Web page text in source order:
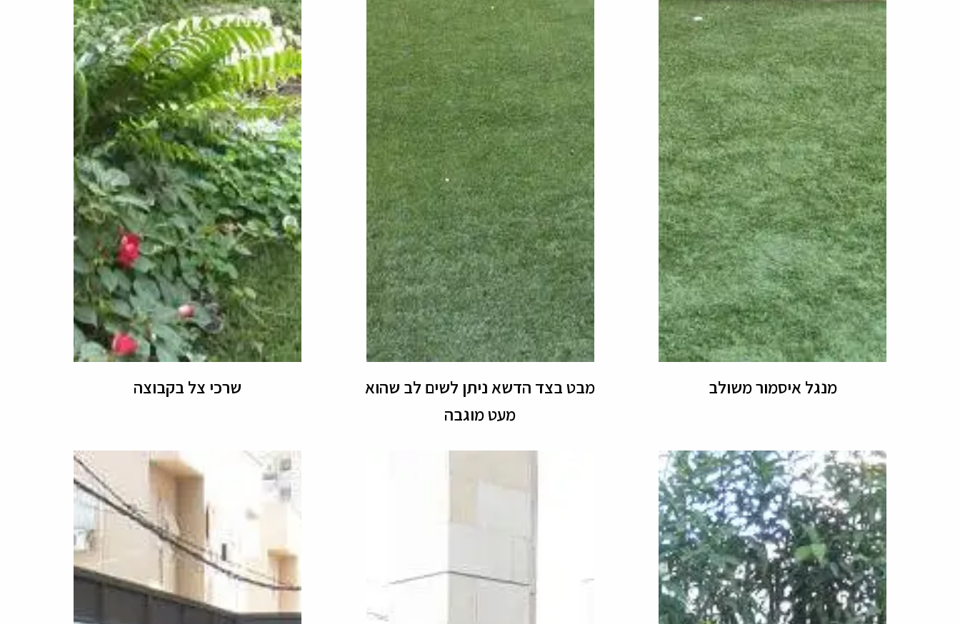
מנגל איסמור משולב
מבט בצד הדשא ניתן לשים לב שהוא
מעט מוגבה
שרכי צל בקבוצה